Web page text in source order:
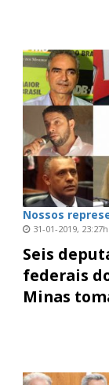
Nossos
31-01-2019, 23:27h
Seis
federais
Minas